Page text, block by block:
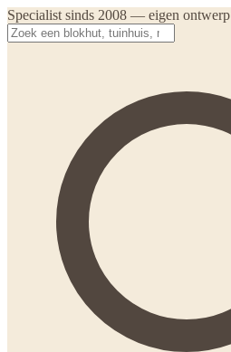
Specialist sinds 2008 — eigen ontwerp